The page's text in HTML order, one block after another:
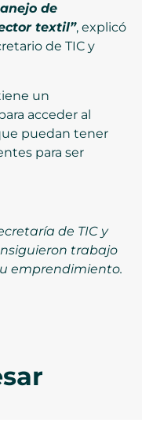
de
textil”, explicó
de TIC y
un
acceder al
puedan tener
para ser
de TIC y
trabajo
emprendimiento.